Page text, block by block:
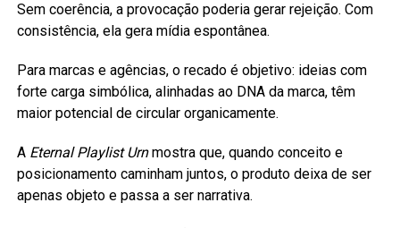
Sem coerência, a provocação poderia gerar rejeição. Com
consistência, ela gera mídia espontânea.
Para marcas e agências, o recado é objetivo: ideias com
forte carga simbólica, alinhadas ao DNA da marca, têm
maior potencial de circular organicamente.
A Eternal Playlist Urnmostra que, quando conceito e
posicionamento caminham juntos, o produto deixa de ser
apenas objeto e passa a ser narrativa.